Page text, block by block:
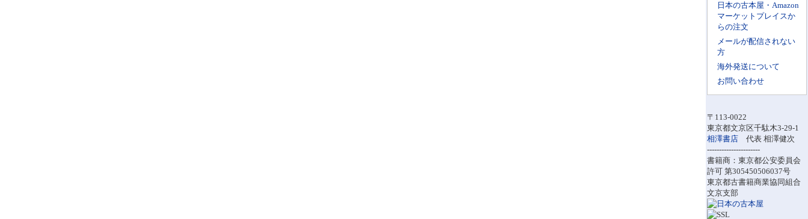
日本の古本屋・Amazon
マーケットプレイスか
らの注文
メールが配信されない
方
海外発送について
お問い合わせ
〒113-0022
東京都文京区千駄木3-29-1
相澤書店 代表 相澤健次
----------------------
書籍商：東京都公安委員会
許可 第305450506037号
東京都古書籍商業協同組合
文京支部